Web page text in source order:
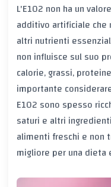
L'E102 non ha un
additivo artificiale che
altri nutrienti
non influisce sul suo
calorie, grassi,
importante
E102 sono spesso
saturi e altri
alimenti freschi e non
migliore per una dieta